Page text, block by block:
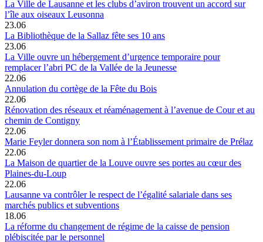
La Ville de Lausanne et les clubs d’aviron trouvent un accord sur
l’île aux oiseaux Leusonna
23.06
La Bibliothèque de la Sallaz fête ses 10 ans
23.06
La Ville ouvre un hébergement d’urgence temporaire pour
remplacer l’abri PC de la Vallée de la Jeunesse
22.06
Annulation du cortège de la Fête du Bois
22.06
Rénovation des réseaux et réaménagement à l’avenue de Cour et au
chemin de Contigny
22.06
Marie Feyler donnera son nom à l’Établissement primaire de Prélaz
22.06
La Maison de quartier de la Louve ouvre ses portes au cœur des
Plaines-du-Loup
22.06
Lausanne va contrôler le respect de l’égalité salariale dans ses
marchés publics et subventions
18.06
La réforme du changement de régime de la caisse de pension
plébiscitée par le personnel